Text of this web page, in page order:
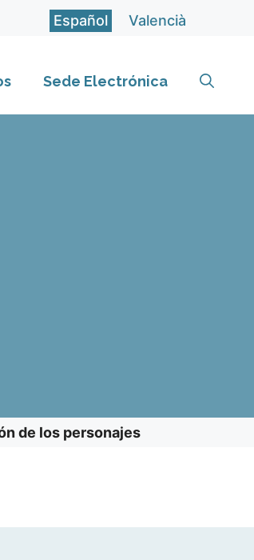
Español Valencià
Sede Electrónica
de los personajes